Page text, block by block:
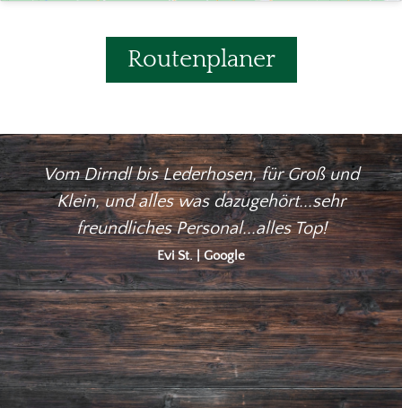
Routenplaner
Vom Dirndl bis Lederhosen, für Groß und
Klein, und alles was dazugehört...sehr
freundliches Personal...alles Top!
Evi St. | Google
mit